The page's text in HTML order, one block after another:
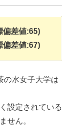
差値:65)
差値:67)
の水女子大学は
設定されている
せん。